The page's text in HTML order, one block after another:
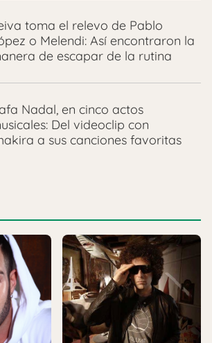
toma el relevo de Pablo
o Melendi: Así encontraron la
de escapar de la rutina
Nadal, en cinco actos
Del videoclip con
a sus canciones favoritas